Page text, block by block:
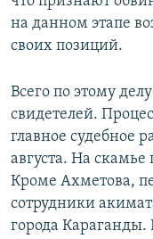
на данном этапе
своих позиций.
Всего по этому
свидетелей.
главное судебное
августа. На
Кроме Ахметова,
сотрудники
города Караганды.